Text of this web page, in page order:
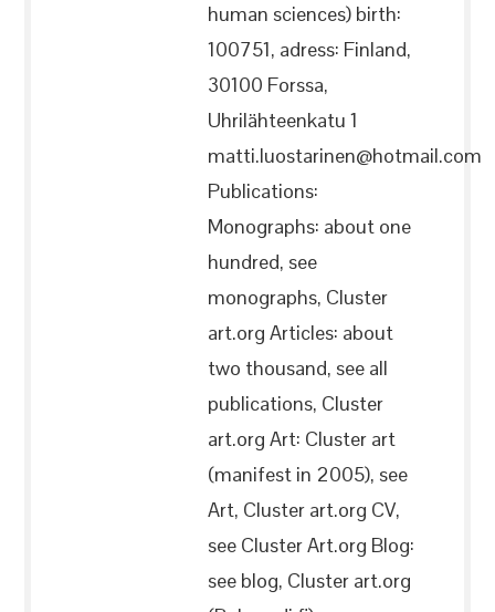
human sciences) birth:
100751, adress: Finland,
30100 Forssa,
Uhrilähteenkatu 1
matti.luostarinen@hotmail.com
Publications:
Monographs: about one
hundred, see
monographs, Cluster
art.org Articles: about
two thousand, see all
publications, Cluster
art.org Art: Cluster art
(manifest in 2005), see
Art, Cluster art.org CV,
see Cluster Art.org Blog:
see blog, Cluster art.org